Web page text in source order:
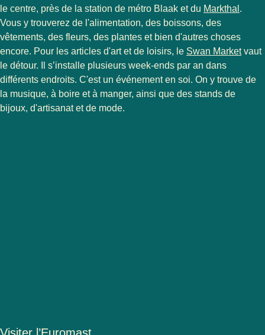
le centre, près de la station de métro Blaak et du Markthal .
Vous y trouverez de l'alimentation, des boissons, des
vêtements, des fleurs, des plantes et bien d'autres choses
encore. Pour les articles d'art et de loisirs, le Swan Market(vaut
le détour. Il s’installe plusieurs week-ends par an dans
différents endroits. C'est un événement en soi. On y trouve de
la musique, à boire et à manger, ainsi que des stands de
bijoux, d'artisanat et de mode.